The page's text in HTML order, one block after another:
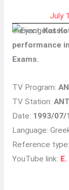
July
Subject:
performance
Exams.
TV Program:
TV Station:
Date: 1993/07/
Language:
Reference
YouTube link: